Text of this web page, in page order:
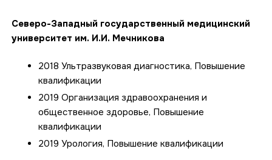
Северо-Западный государственный медицинский
университет им. И.И. Мечникова
2018 Ультразвуковая диагностика, Повышение
квалификации
2019 Организация здравоохранения и
общественное здоровье, Повышение
квалификации
2019 Урология, Повышение квалификации